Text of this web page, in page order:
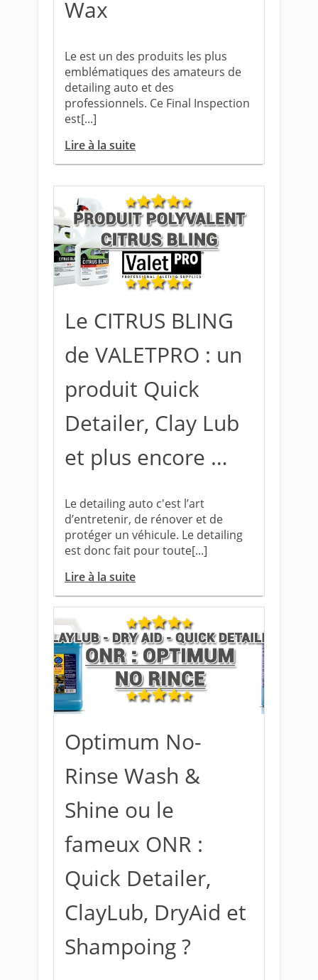
Wax
Le est un des produits les plus
emblématiques des amateurs de
detailing auto et des
professionnels. Ce Final Inspection
est[...]
Lire à la suite
Le CITRUS BLING
de VALETPRO : un
produit Quick
Detailer, Clay Lub
et plus encore …
Le detailing auto c'est l’art
d’entretenir, de rénover et de
protéger un véhicule. Le detailing
est donc fait pour toute[...]
Lire à la suite
Optimum No-
Rinse Wash &
Shine ou le
fameux ONR :
Quick Detailer,
ClayLub, DryAid et
Shampoing ?